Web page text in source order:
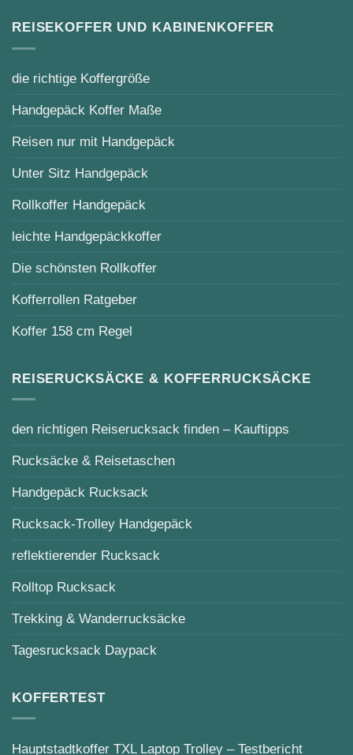
REISEKOFFER UND KABINENKOFFER
die richtige Koffergröße
Handgepäck Koffer Maße
Reisen nur mit Handgepäck
Unter Sitz Handgepäck
Rollkoffer Handgepäck
leichte Handgepäckkoffer
Die schönsten Rollkoffer
Kofferrollen Ratgeber
Koffer 158 cm Regel
REISERUCKSÄCKE & KOFFERRUCKSÄCKE
den richtigen Reiserucksack finden – Kauftipps
Rucksäcke & Reisetaschen
Handgepäck Rucksack
Rucksack-Trolley Handgepäck
reflektierender Rucksack
Rolltop Rucksack
Trekking & Wanderrucksäcke
Tagesrucksack Daypack
KOFFERTEST
Hauptstadtkoffer TXL Laptop Trolley – Testbericht